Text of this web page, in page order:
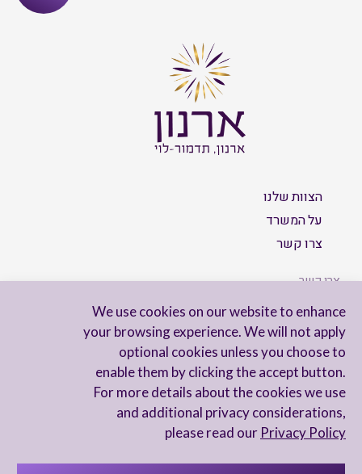
We use cookies on our website to enhance
your browsing experience. We will not apply
optional cookies unless you choose to
enable them by clicking the accept button.
For more details about the cookies we use
and additional privacy considerations,
please read our Privacy Policy
הצוות שלנו
על המשרד
צרו קשר
צרו קשר
הישארו מעודכנים